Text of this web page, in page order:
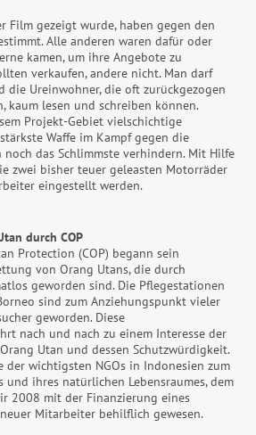
Film gezeigt wurde, haben gegen den
Alle anderen waren dafür oder
kamen, um ihre Angebote zu
verkaufen, andere nicht. Man darf
die Ureinwohner, die oft zurückgezogen
kaum lesen und schreiben können.
Projekt-Gebiet vielschichtige
Waffe im Kampf gegen die
noch das Schlimmste verhindern. Mit Hilfe
zwei bisher teuer geleasten Motorräder
eingestellt werden.
durch COP
Protection (COP) begann sein
von Orang Utans, die durch
geworden sind. Die Pflegestationen
sind zum Anziehungspunkt vieler
geworden. Diese
nach und nach zu einem Interesse der
Utan und dessen Schutzwürdigkeit.
der wichtigsten NGOs in Indonesien zum
und ihres natürlichen Lebensraumes, dem
2008 mit der Finanzierung eines
Mitarbeiter behilflich gewesen.